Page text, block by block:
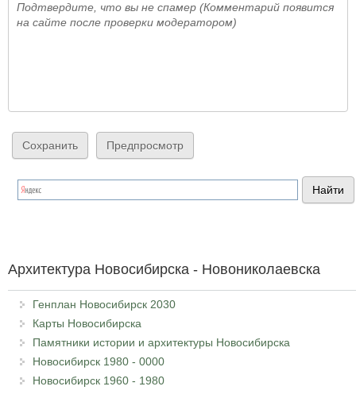
Подтвердите, что вы не спамер (Комментарий появится
на сайте после проверки модератором)
Архитектура Новосибирска - Новониколаевска
Генплан Новосибирск 2030
Карты Новосибирска
Памятники истории и архитектуры Новосибирска
Новосибирск 1980 - 0000
Новосибирск 1960 - 1980